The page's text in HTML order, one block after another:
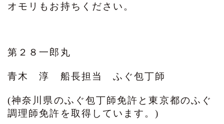
オモリもお持ちください。
第２８一郎丸
青木 淳 船長担当 ふぐ包丁師
(神奈川県のふぐ包丁師免許と東京都のふぐ
調理師免許を取得しています。)